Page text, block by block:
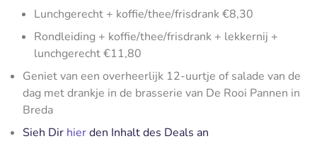
Lunchgerecht + koffie/thee/frisdrank €8,30
Rondleiding + koffie/thee/frisdrank + lekkernij +
lunchgerecht €11,80
Geniet van een overheerlijk 12-uurtje of salade van de
dag met drankje in de brasserie van De Rooi Pannen in
Breda
Sieh Dir hierden Inhalt des Deals an